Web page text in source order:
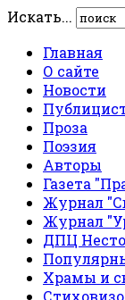
Искать...
Главная
О сайте
Новости
Проза
Поэзия
Авторы
Газета
Журнал
Журнал
ДПЦ
Храмы и